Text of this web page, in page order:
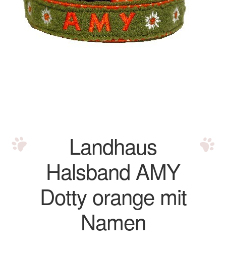
Bordüren Halsbänder
City Halsbänder
Landhaus Halsbänder
Savanna Halsbänder
Signalhalsbänder
Landhaus
Halsband AMY
Dotty orange mit
Namen